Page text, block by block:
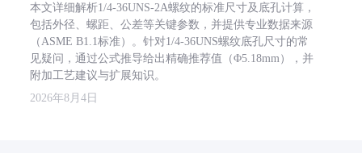
本文详细解析1/4-36UNS-2A螺纹的标准尺寸及底孔计算，
包括外径、螺距、公差等关键参数，并提供专业数据来源
（ASME B1.1标准）。针对1/4-36UNS螺纹底孔尺寸的常
见疑问，通过公式推导给出精确推荐值（Φ5.18mm），并
附加工艺建议与扩展知识。
2026年8月4日